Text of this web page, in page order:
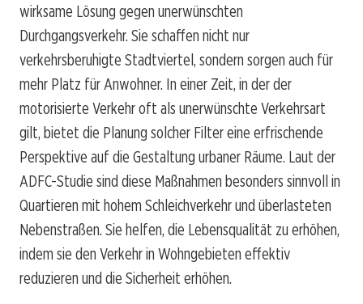
wirksame Lösung gegen unerwünschten
Durchgangsverkehr. Sie schaffen nicht nur
verkehrsberuhigte Stadtviertel, sondern sorgen auch für
mehr Platz für Anwohner. In einer Zeit, in der der
motorisierte Verkehr oft als unerwünschte Verkehrsart
gilt, bietet die Planung solcher Filter eine erfrischende
Perspektive auf die Gestaltung urbaner Räume. Laut der
ADFC-Studie sind diese Maßnahmen besonders sinnvoll in
Quartieren mit hohem Schleichverkehr und überlasteten
Nebenstraßen. Sie helfen, die Lebensqualität zu erhöhen,
indem sie den Verkehr in Wohngebieten effektiv
reduzieren und die Sicherheit erhöhen.